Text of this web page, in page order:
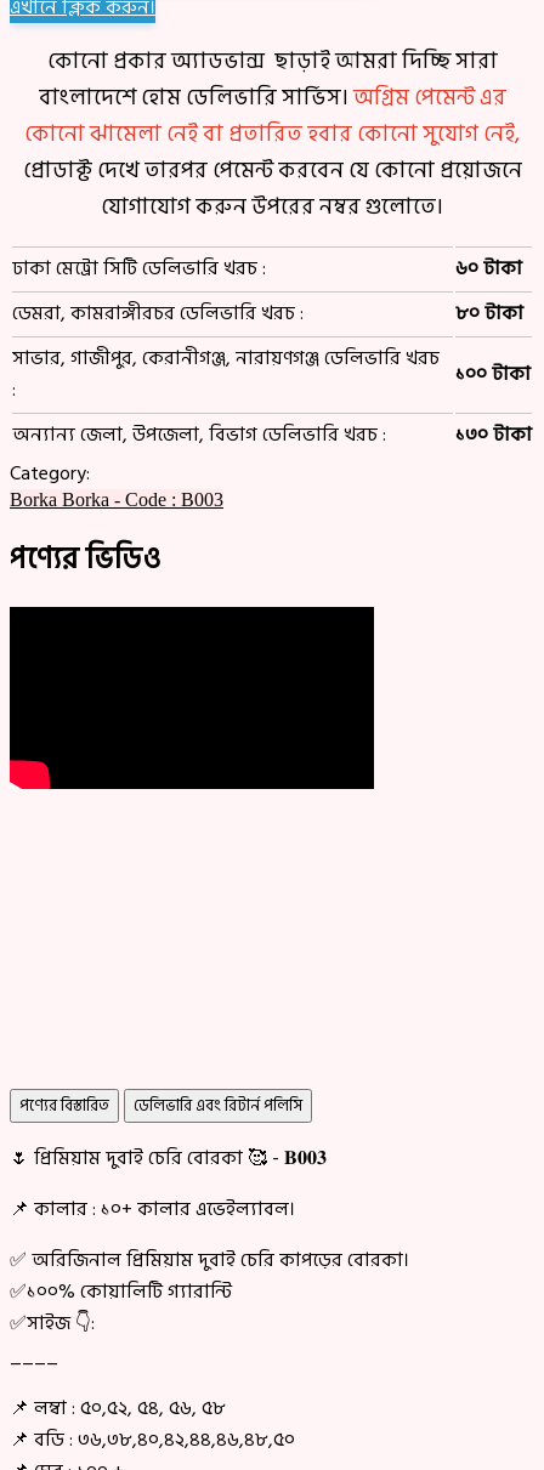
এখানে ক্লিক করুন।
কোনো প্রকার অ্যাডভান্স ছাড়াই আমরা দিচ্ছি সারা
বাংলাদেশে হোম ডেলিভারি সার্ভিস।অগ্রিম পেমেন্ট এর
কোনো ঝামেলা নেই বা প্রতারিত হবার কোনো সুযোগ নেই,
প্রোডাক্ট দেখে তারপর পেমেন্ট করবেন যে কোনো প্রয়োজনে
যোগাযোগ করুন উপরের নম্বর গুলোতে।
ঢাকা মেট্রো সিটি ডেলিভারি খরচ :
৬০ টাকা
ডেমরা, কামরাঙ্গীরচর ডেলিভারি খরচ :
৮০ টাকা
সাভার, গাজীপুর, কেরানীগঞ্জ, নারায়ণগঞ্জ ডেলিভারি খরচ
:
১০০ টাকা
অন্যান্য জেলা, উপজেলা, বিভাগ ডেলিভারি খরচ :
১৩০ টাকা
Category:
Borka Borka - Code : B003
পণ্যের ভিডিও
পণ্যের বিস্তারিত ডেলিভারি এবং রিটার্ন পলিসি
🌷 প্রিমিয়াম দুবাই চেরি বোরকা 🥰 - 𝐁𝟎𝟎𝟑
📌 কালার : ১০+ কালার এভেইল্যাবল।
✅ অরিজিনাল প্রিমিয়াম দুবাই চেরি কাপড়ের বোরকা।
✅১০০% কোয়ালিটি গ্যারান্টি
✅সাইজ 👇:
____
📌 লম্বা : ৫০,৫২, ৫৪, ৫৬, ৫৮
📌 বডি : ৩৬,৩৮,৪০,৪২,৪৪,৪৬,৪৮,৫০